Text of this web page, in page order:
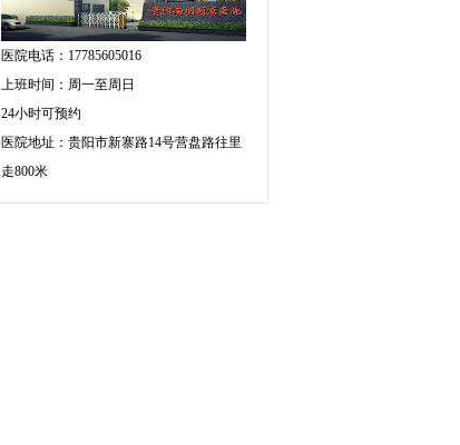
医院电话：17785605016
上班时间：周一至周日
24小时可预约
医院地址：贵阳市新寨路14号营盘路往里
走800米